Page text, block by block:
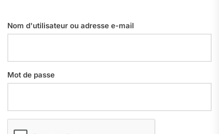
Nom d'utilisateur ou adresse e-mail
Mot de passe